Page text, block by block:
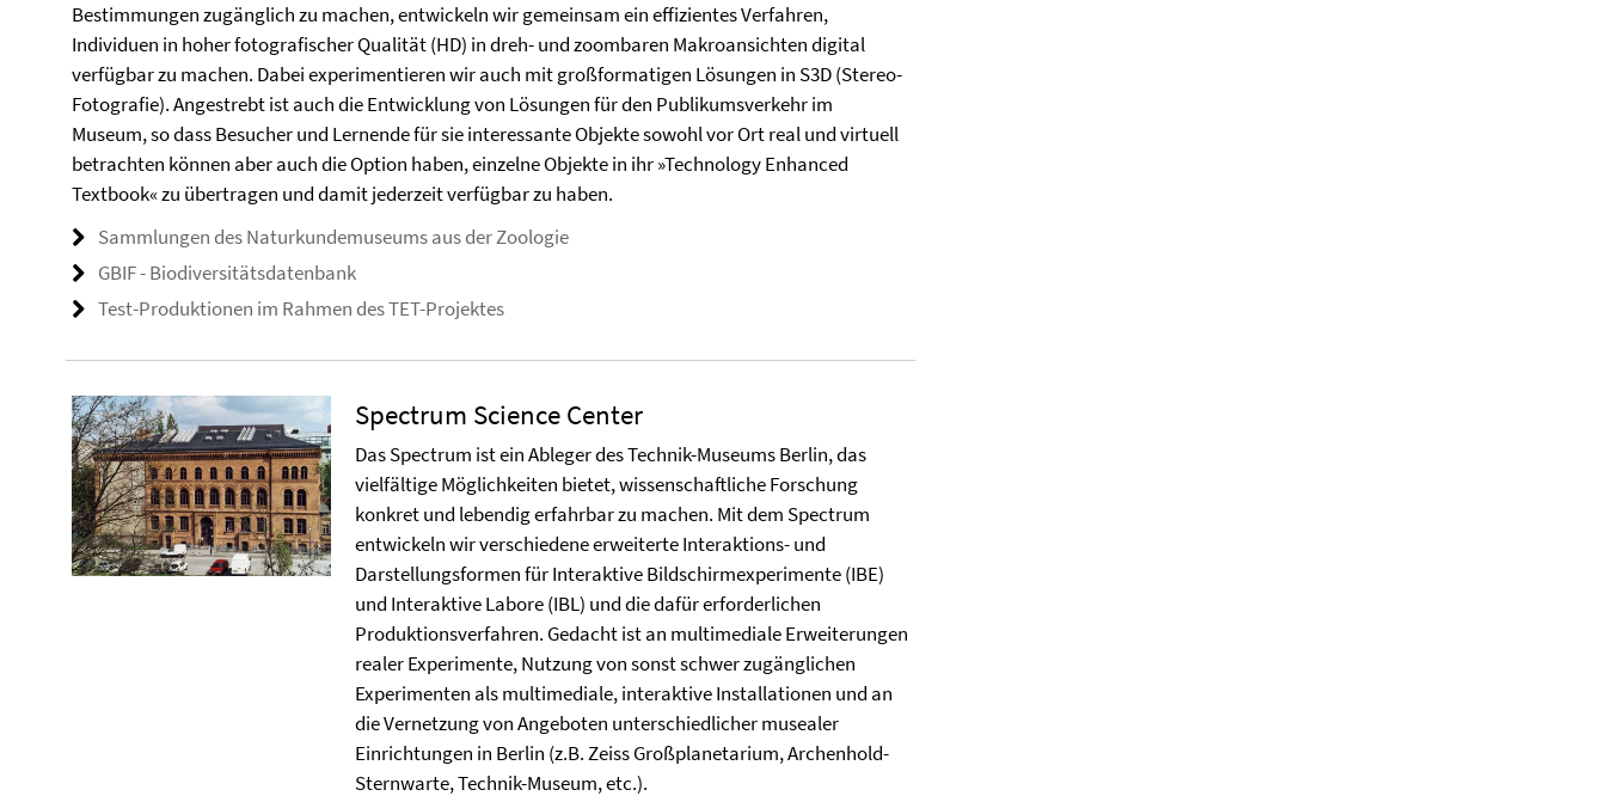
Bestimmungen zugänglich zu machen, entwickeln wir gemeinsam ein effizientes Verfahren,
Individuen in hoher fotografischer Qualität (HD) in dreh- und zoombaren Makroansichten digital
verfügbar zu machen. Dabei experimentieren wir auch mit großformatigen Lösungen in S3D (Stereo-
Fotografie). Angestrebt ist auch die Entwicklung von Lösungen für den Publikumsverkehr im
Museum, so dass Besucher und Lernende für sie interessante Objekte sowohl vor Ort real und virtuell
betrachten können aber auch die Option haben, einzelne Objekte in ihr »Technology Enhanced
Textbook« zu übertragen und damit jederzeit verfügbar zu haben.
Sammlungen des Naturkundemuseums aus der Zoologie
GBIF - Biodiversitätsdatenbank
Test-Produktionen im Rahmen des TET-Projektes
Spectrum Science Center
Das Spectrum ist ein Ableger des Technik-Museums Berlin, das
vielfältige Möglichkeiten bietet, wissenschaftliche Forschung
konkret und lebendig erfahrbar zu machen. Mit dem Spectrum
entwickeln wir verschiedene erweiterte Interaktions- und
Darstellungsformen für Interaktive Bildschirmexperimente (IBE)
und Interaktive Labore (IBL) und die dafür erforderlichen
Produktionsverfahren. Gedacht ist an multimediale Erweiterungen
realer Experimente, Nutzung von sonst schwer zugänglichen
Experimenten als multimediale, interaktive Installationen und an
die Vernetzung von Angeboten unterschiedlicher musealer
Einrichtungen in Berlin (z.B. Zeiss Großplanetarium, Archenhold-
Sternwarte, Technik-Museum, etc.).